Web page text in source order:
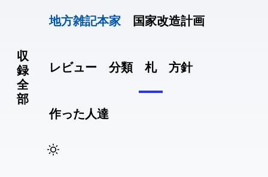
収
録
全
部
地方雑記(本家) 国家改造計画
レビュー 分類 札 方針
作った人達